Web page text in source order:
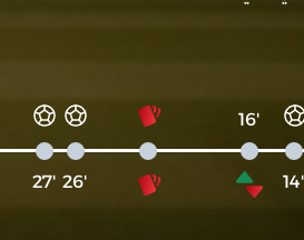
'14
'16
'26
'27